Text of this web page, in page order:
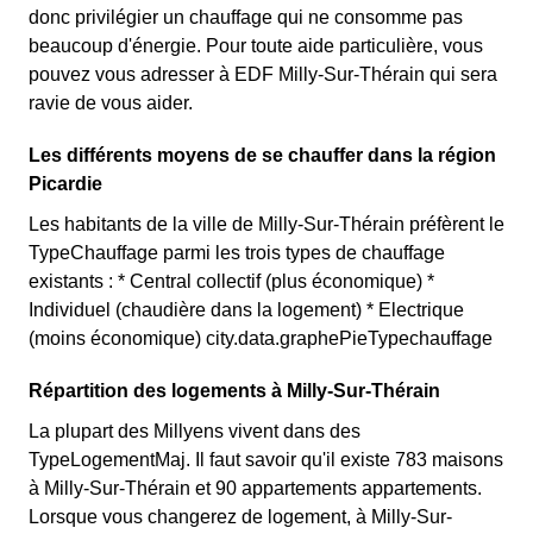
donc privilégier un chauffage qui ne consomme pas
beaucoup d'énergie. Pour toute aide particulière, vous
pouvez vous adresser à EDF Milly-Sur-Thérain qui sera
ravie de vous aider.
Les différents moyens de se chauffer dans la région
Picardie
Les habitants de la ville de Milly-Sur-Thérain préfèrent le
TypeChauffage parmi les trois types de chauffage
existants : * Central collectif (plus économique) *
Individuel (chaudière dans la logement) * Electrique
(moins économique) city.data.graphePieTypechauffage
Répartition des logements à Milly-Sur-Thérain
La plupart des Millyens vivent dans des
TypeLogementMaj. Il faut savoir qu'il existe 783 maisons
à Milly-Sur-Thérain et 90 appartements appartements.
Lorsque vous changerez de logement, à Milly-Sur-